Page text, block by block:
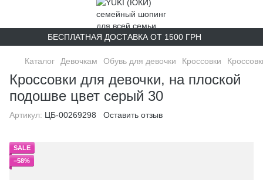
БЕСПЛАТНАЯ ДОСТАВКА ОТ 1500 ГРН
Каталог Девочкам Обувь для девочки Кроссовки
Кроссовки для девочки, на плоской
подошве цвет серый 30
Артикул: ЦБ-00269298 Оставить отзыв
SALE
−58%